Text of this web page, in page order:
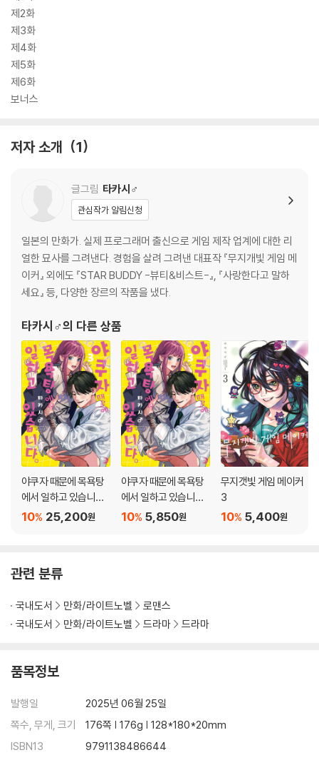
제2화
제3화
제4화
제5화
제6화
보너스
저자 소개 1
글그림 타카시♂
관심작가 알림신청
일본의 만화가. 실제 프로그래머 출신으로 게임 제작 업계에 대한 리
얼한 묘사를 그려낸다. 경험을 살려 그려낸 대표작 『무지개빛 게임 메
이커』 외에도 『STAR BUDDY -뷰티&비스트-』, 『사랑한다고 말하
세요』 등, 다양한 장르의 작품을 냈다.
타카시♂의 다른 상품
야쿠자 때문에 목욕탕
에서 일하고 있습니다
3 한정판25,200원
10%
야쿠자 때문에 목욕탕
에서 일하고 있습니다
3
5,850원
10%
무지갯빛 게임 메이커
3
5,400원
10%
관련 분류
국내도서 만화/라이트노벨
로맨스
국내도서
만화/라이트노벨 드라마 드라마
품목정보
발행일
2025년 06월 25일
쪽수, 무게, 크기
176쪽 | 176g | 128*180*20mm
ISBN13
9791138486644